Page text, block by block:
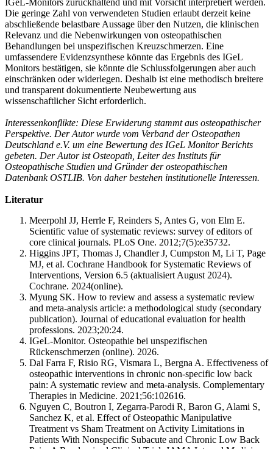
Die geringe Zahl von verwendeten Studien erlaubt derzeit keine
abschließende belastbare Aussage über den Nutzen, die klinischen
Relevanz und die Nebenwirkungen von osteopathischen
Behandlungen bei unspezifischen Kreuzschmerzen. Eine
umfassendere Evidenzsynthese könnte das Ergebnis des IGeL
Monitors bestätigen, sie könnte die Schlussfolgerungen aber auch
einschränken oder widerlegen. Deshalb ist eine methodisch breitere
und transparent dokumentierte Neubewertung aus
wissenschaftlicher Sicht erforderlich.
Interessenkonflikte: Diese Erwiderung stammt aus osteopathischer
Perspektive. Der Autor wurde vom Verband der Osteopathen
Deutschland e.V. um eine Bewertung des IGeL Monitor Berichts
gebeten. Der Autor ist Osteopath, Leiter des Instituts für
Osteopathische Studien und Gründer der osteopathischen
Datenbank OSTLIB. Von daher bestehen institutionelle Interessen.
Literatur
Meerpohl JJ, Herrle F, Reinders S, Antes G, von Elm E.
Scientific value of systematic reviews: survey of editors of
core clinical journals. PLoS One. 2012;7(5):e35732.
Higgins JPT, Thomas J, Chandler J, Cumpston M, Li T, Page
MJ, et al. Cochrane Handbook for Systematic Reviews of
Interventions, Version 6.5 (aktualisiert August 2024).
Cochrane. 2024(online).
Myung SK. How to review and assess a systematic review
and meta-analysis article: a methodological study (secondary
publication). Journal of educational evaluation for health
professions. 2023;20:24.
IGeL-Monitor. Osteopathie bei unspezifischen
Rückenschmerzen (online). 2026.
Dal Farra F, Risio RG, Vismara L, Bergna A. Effectiveness of
osteopathic interventions in chronic non-specific low back
pain: A systematic review and meta-analysis. Complementary
Therapies in Medicine. 2021;56:102616.
Nguyen C, Boutron I, Zegarra-Parodi R, Baron G, Alami S,
Sanchez K, et al. Effect of Osteopathic Manipulative
Treatment vs Sham Treatment on Activity Limitations in
Patients With Nonspecific Subacute and Chronic Low Back